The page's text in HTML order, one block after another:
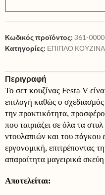
Κωδικός προϊόντος: 361-
Κατηγορίες: ΕΠΙΠΛΟ
Περιγραφή
Το σετ κουζίνας Festa V
επιλογή καθώς ο
την πρακτικότητα,
που ταιριάζει σε όλα τα
ντουλαπιών και του πάγκου
εργονομική, επιτρέποντας
απαραίτητα μαγειρικά
Αποτελείται: